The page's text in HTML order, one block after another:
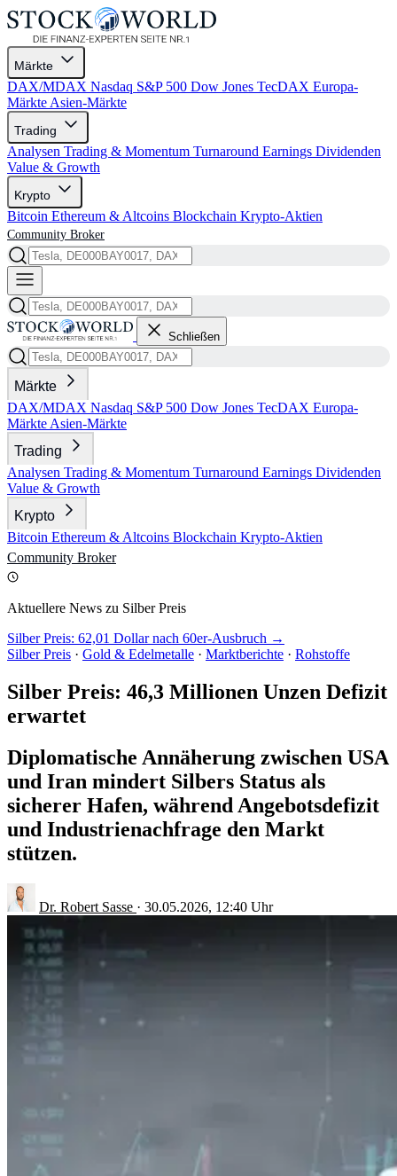
Märkte
DAX/MDAX Nasdaq S&P 500 Dow Jones TecDAX Europa-
Märkte Asien-Märkte
Trading
Analysen Trading & Momentum Turnaround Earnings Dividenden
Value & Growth
Krypto
Bitcoin Ethereum & Altcoins Blockchain Krypto-Aktien
Community Broker
Schließen
Märkte
DAX/MDAX Nasdaq S&P 500 Dow Jones TecDAX Europa-
Märkte Asien-Märkte
Trading
Analysen Trading & Momentum Turnaround Earnings Dividenden
Value & Growth
Krypto
Bitcoin Ethereum & Altcoins Blockchain Krypto-Aktien
Community Broker
Aktuellere News zu Silber Preis
Silber Preis: 62,01 Dollar nach 60er-Ausbruch →
Silber Preis · Gold & Edelmetalle · Marktberichte · Rohstoffe
Silber Preis: 46,3 Millionen Unzen Defizit
erwartet
Diplomatische Annäherung zwischen USA
und Iran mindert Silbers Status als
sicherer Hafen, während Angebotsdefizit
und Industrienachfrage den Markt
stützen.
Dr. Robert Sasse · 30.05.2026, 12:40 Uhr